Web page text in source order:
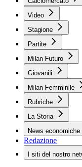
Video
Stagione
Partite
Milan Futuro
Giovanili
Milan Femminile
Rubriche
La Storia
News economiche
Redazione
I siti del nostro